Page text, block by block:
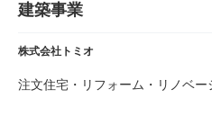
建築事業
株式会社トミオ
注文住宅・リフォーム・リノベー